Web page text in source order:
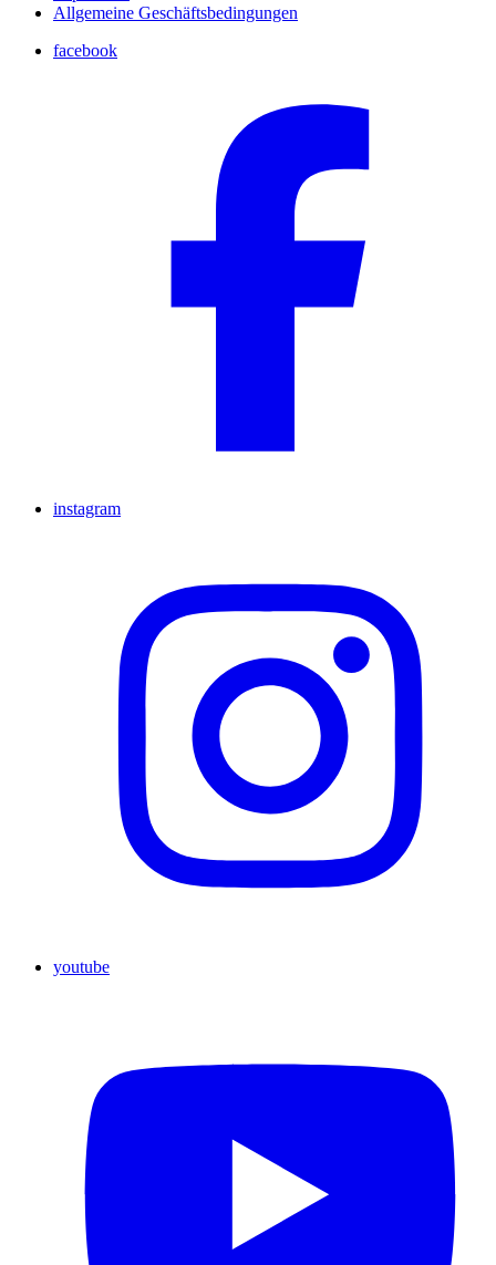
Allgemeine Geschäftsbedingungen
facebook
instagram
youtube